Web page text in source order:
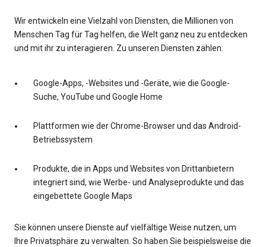
Wir entwickeln eine Vielzahl von Diensten, die Millionen von
Menschen Tag für Tag helfen, die Welt ganz neu zu entdecken
und mit ihr zu interagieren. Zu unseren Diensten zählen:
Google-Apps, -Websites und -Geräte, wie die Google-
Suche, YouTube und Google Home
Plattformen wie der Chrome-Browser und das Android-
Betriebssystem
Produkte, die in Apps und Websites von Drittanbietern
integriert sind, wie Werbe- und Analyseprodukte und das
eingebettete Google Maps
Sie können unsere Dienste auf vielfältige Weise nutzen, um
Ihre Privatsphäre zu verwalten. So haben Sie beispielsweise die